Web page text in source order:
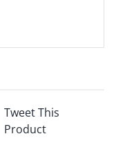
Tweet This
Product